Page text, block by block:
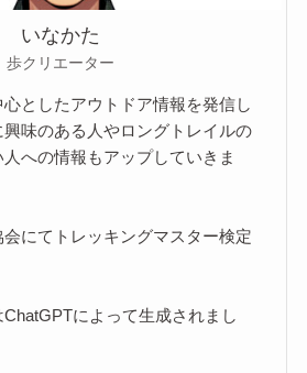
いなかた
歩クリエーター
としたアウトドア情報を発信し
味のある人やロングトレイルの
への情報もアップしていきま
にてトレッキングマスター検定
ChatGPTによって生成されまし